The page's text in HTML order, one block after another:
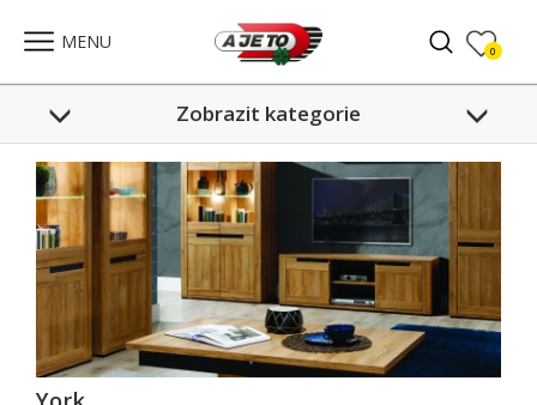
MENU 0
Celkem:0 ,- PŘEJÍT DO SEZNAMU
Zobrazit kategorie